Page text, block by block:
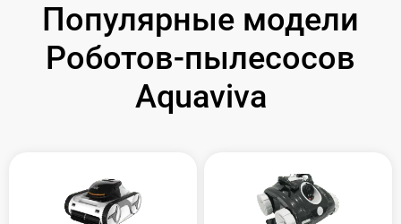
Популярные модели
Роботов-пылесосов
Aquaviva